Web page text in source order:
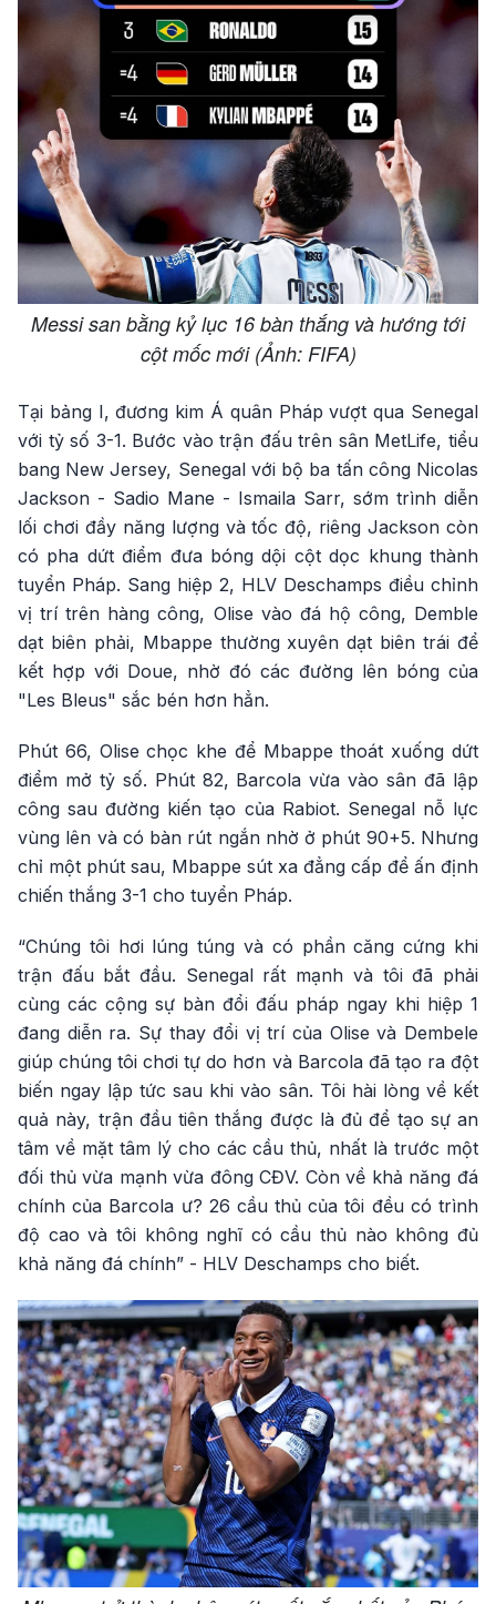
Messi san bằng kỷ lục 16 bàn thắng và hướng tới
cột mốc mới (Ảnh: FIFA)
Tại bảng I, đương kim Á quân Pháp vượt qua Senegal
với tỷ số 3-1. Bước vào trận đấu trên sân MetLife, tiểu
bang New Jersey, Senegal với bộ ba tấn công Nicolas
Jackson - Sadio Mane - Ismaila Sarr, sớm trình diễn
lối chơi đầy năng lượng và tốc độ, riêng Jackson còn
có pha dứt điểm đưa bóng dội cột dọc khung thành
tuyển Pháp. Sang hiệp 2, HLV Deschamps điều chỉnh
vị trí trên hàng công, Olise vào đá hộ công, Demble
dạt biên phải, Mbappe thường xuyên dạt biên trái để
kết hợp với Doue, nhờ đó các đường lên bóng của
"Les Bleus" sắc bén hơn hẳn.
Phút 66, Olise chọc khe để Mbappe thoát xuống dứt
điểm mở tỷ số. Phút 82, Barcola vừa vào sân đã lập
công sau đường kiến tạo của Rabiot. Senegal nỗ lực
vùng lên và có bàn rút ngắn nhờ ở phút 90+5. Nhưng
chỉ một phút sau, Mbappe sút xa đẳng cấp để ấn định
chiến thắng 3-1 cho tuyển Pháp.
“Chúng tôi hơi lúng túng và có phần căng cứng khi
trận đấu bắt đầu. Senegal rất mạnh và tôi đã phải
cùng các cộng sự bàn đổi đấu pháp ngay khi hiệp 1
đang diễn ra. Sự thay đổi vị trí của Olise và Dembele
giúp chúng tôi chơi tự do hơn và Barcola đã tạo ra đột
biến ngay lập tức sau khi vào sân. Tôi hài lòng về kết
quả này, trận đầu tiên thắng được là đủ để tạo sự an
tâm về mặt tâm lý cho các cầu thủ, nhất là trước một
đối thủ vừa mạnh vừa đông CĐV. Còn về khả năng đá
chính của Barcola ư? 26 cầu thủ của tôi đều có trình
độ cao và tôi không nghĩ có cầu thủ nào không đủ
khả năng đá chính” - HLV Deschamps cho biết.